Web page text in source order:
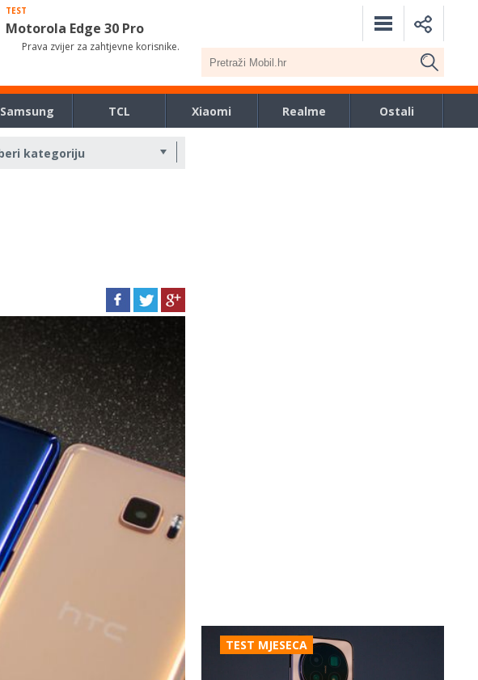
TEST
Motorola Edge 30 Pro
Prava zvijer za zahtjevne korisnike.
Samsung TCL Xiaomi Realme Ostali
TEST MJESECA